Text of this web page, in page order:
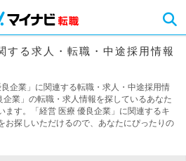
する求人・転職・中途採用情報
企業」に関連する転職・求人・中途採用情
業」の転職・求人情報を探しているあなた
ます。「経営 医療 優良企業」に関連するキ
お探しいただけるので、あなたにぴったりの